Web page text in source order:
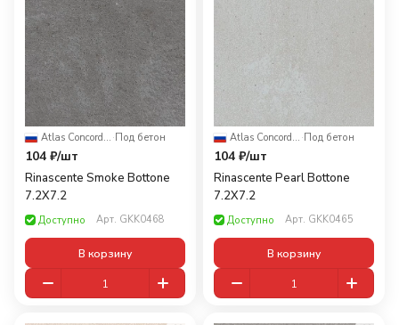
Atlas Concorde Russia ·Под бетон
104 ₽/шт
Rinascente Smoke Bottone
7.2X7.2
Доступно Арт. GKK0468
В корзину
Atlas Concorde Russia ·Под бетон
104 ₽/шт
Rinascente Pearl Bottone
7.2X7.2
Доступно Арт. GKK0465
В корзину